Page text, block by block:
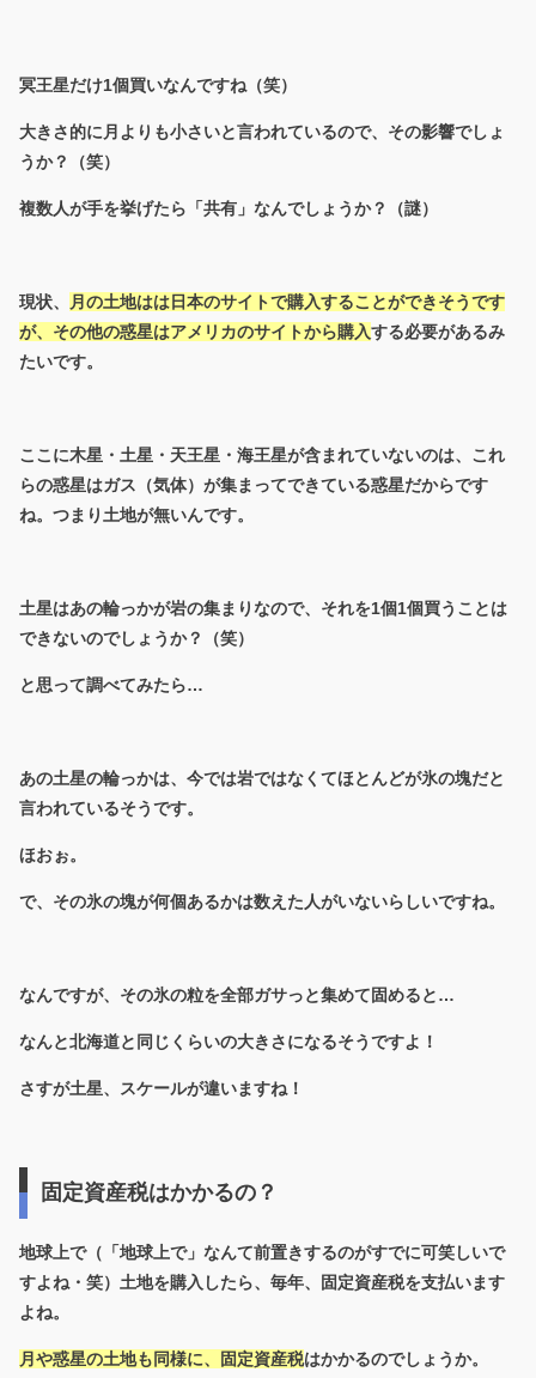
冥王星だけ1個買いなんですね（笑）
大きさ的に月よりも小さいと言われているので、その影響でしょ
うか？（笑）
複数人が手を挙げたら「共有」なんでしょうか？（謎）
現状、
月の土地はは日本のサイトで購入することができそうです
が、その他の惑星はアメリカのサイトから購入する必要があるみ
たいです。
ここに木星・土星・天王星・海王星が含まれていないのは、これ
らの惑星はガス（気体）が集まってできている惑星だからです
ね。つまり土地が無いんです。
土星はあの輪っかが岩の集まりなので、それを1個1個買うことは
できないのでしょうか？（笑）
と思って調べてみたら…
あの土星の輪っかは、今では岩ではなくてほとんどが氷の塊だと
言われているそうです。
ほおぉ。
で、その氷の塊が何個あるかは数えた人がいないらしいですね。
なんですが、その氷の粒を全部ガサっと集めて固めると…
なんと北海道と同じくらいの大きさになるそうですよ！
さすが土星、スケールが違いますね！
固定資産税はかかるの？
地球上で（「地球上で」なんて前置きするのがすでに可笑しいで
すよね・笑）土地を購入したら、毎年、固定資産税を支払います
よね。
月や惑星の土地も同様に、固定資産税はかかるのでしょうか。